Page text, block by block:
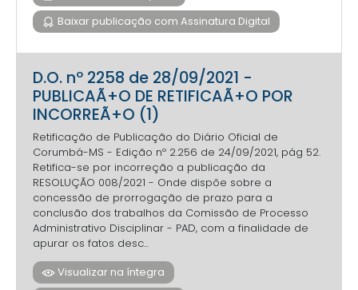
Baixar publicação com Assinatura Digital
D.O. nº 2258 de 28/09/2021 -
PUBLICAÃ+O DE RETIFICAÃ+O POR
INCORREÃ+O (1)
Retificação de Publicação do Diário Oficial de
Corumbá-MS - Edição nº 2.256 de 24/09/2021, pág 52.
Retifica-se por incorreção a publicação da
RESOLUÇÃO 008/2021 - Onde dispõe sobre a
concessão de prorrogação de prazo para a
conclusão dos trabalhos da Comissão de Processo
Administrativo Disciplinar - PAD, com a finalidade de
apurar os fatos desc...
Visualizar na íntegra